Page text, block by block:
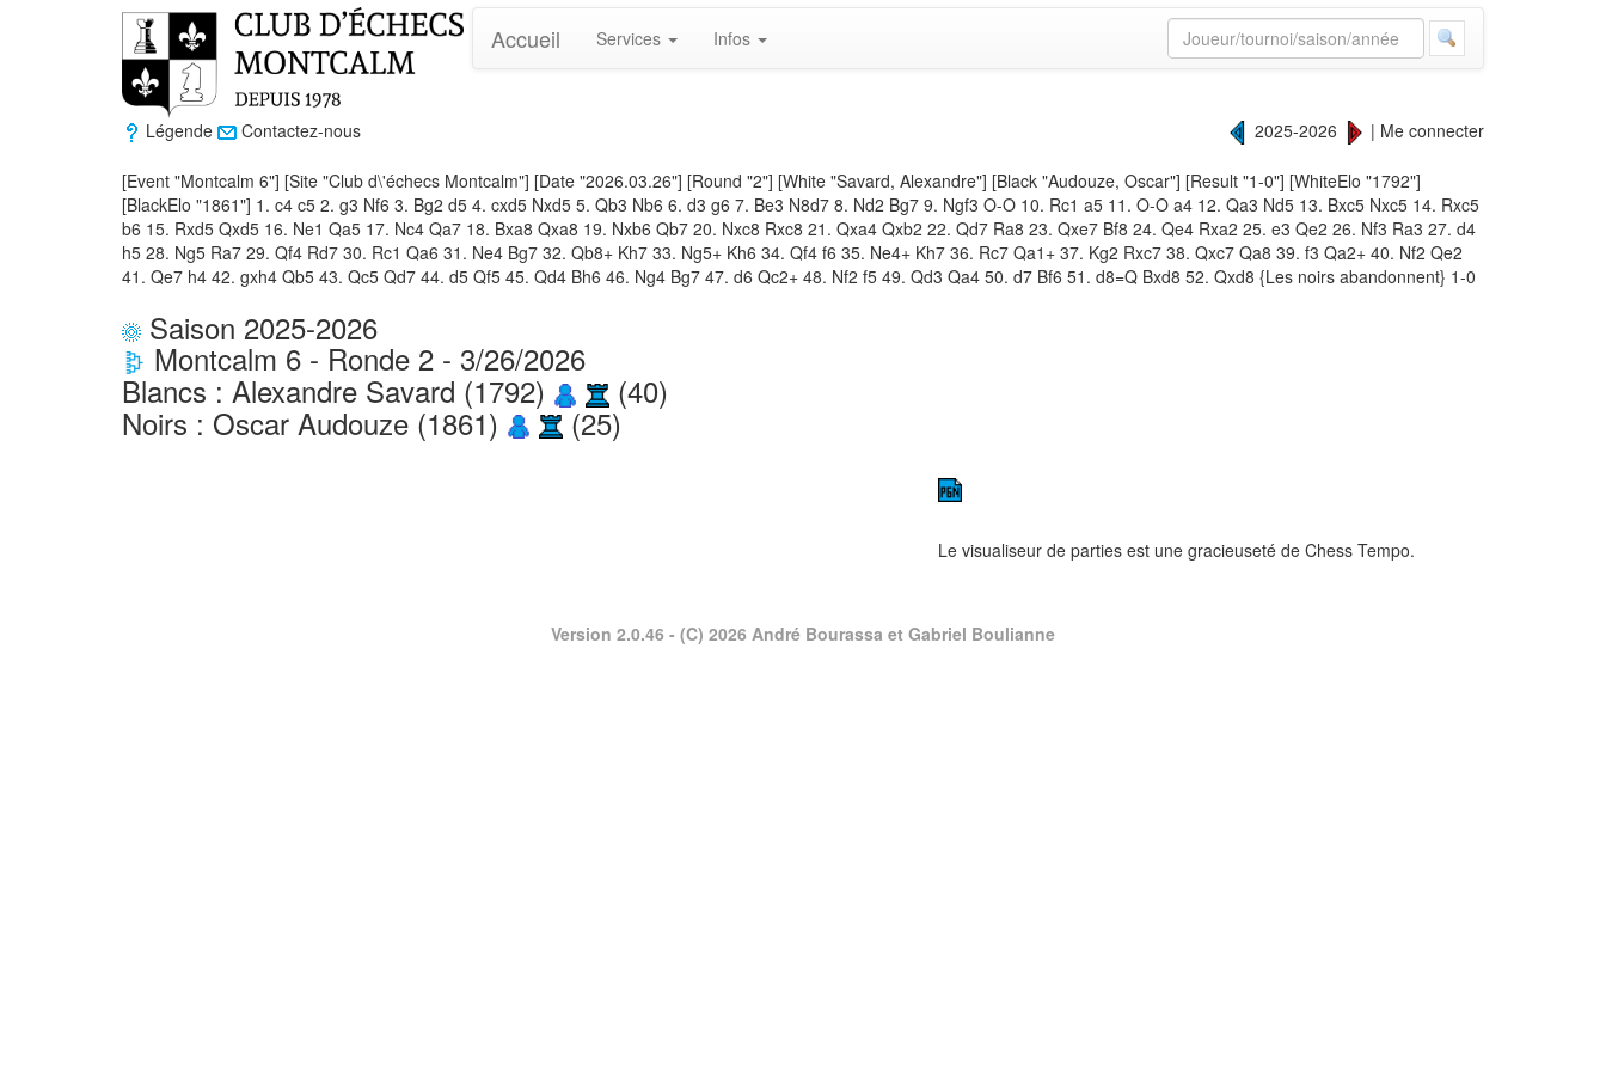
Accueil Services Infos
Légende Contactez-nous 2025-2026 | Me connecter
[Event "Montcalm 6"] [Site "Club d\'échecs Montcalm"] [Date "2026.03.26"] [Round "2"] [White "Savard, Alexandre"] [Black "Audouze, Oscar"] [Result "1-0"] [WhiteElo "1792"]
[BlackElo "1861"] 1. c4 c5 2. g3 Nf6 3. Bg2 d5 4. cxd5 Nxd5 5. Qb3 Nb6 6. d3 g6 7. Be3 N8d7 8. Nd2 Bg7 9. Ngf3 O-O 10. Rc1 a5 11. O-O a4 12. Qa3 Nd5 13. Bxc5 Nxc5 14. Rxc5
b6 15. Rxd5 Qxd5 16. Ne1 Qa5 17. Nc4 Qa7 18. Bxa8 Qxa8 19. Nxb6 Qb7 20. Nxc8 Rxc8 21. Qxa4 Qxb2 22. Qd7 Ra8 23. Qxe7 Bf8 24. Qe4 Rxa2 25. e3 Qe2 26. Nf3 Ra3 27. d4
h5 28. Ng5 Ra7 29. Qf4 Rd7 30. Rc1 Qa6 31. Ne4 Bg7 32. Qb8+ Kh7 33. Ng5+ Kh6 34. Qf4 f6 35. Ne4+ Kh7 36. Rc7 Qa1+ 37. Kg2 Rxc7 38. Qxc7 Qa8 39. f3 Qa2+ 40. Nf2 Qe2
41. Qe7 h4 42. gxh4 Qb5 43. Qc5 Qd7 44. d5 Qf5 45. Qd4 Bh6 46. Ng4 Bg7 47. d6 Qc2+ 48. Nf2 f5 49. Qd3 Qa4 50. d7 Bf6 51. d8=Q Bxd8 52. Qxd8 {Les noirs abandonnent} 1-0
Saison 2025-2026
Montcalm 6 - Ronde 2 - 3/26/2026
Blancs : Alexandre Savard (1792) (40)
Noirs : Oscar Audouze (1861) (25)
Le visualiseur de parties est une gracieuseté de Chess Tempo.
Version 2.0.46 - (C) 2026 André Bourassa et Gabriel Boulianne